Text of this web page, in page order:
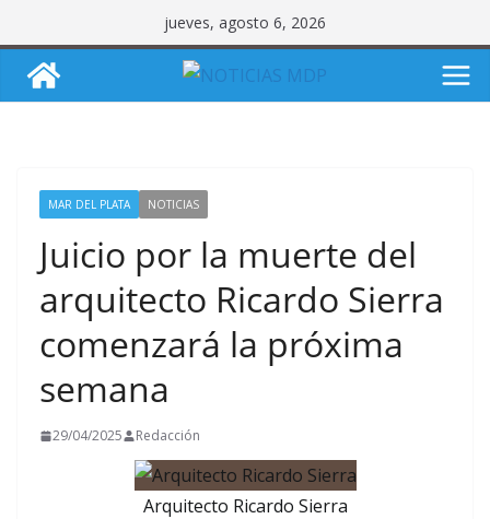
al
contenido
jueves, agosto 6, 2026
MAR DEL PLATA NOTICIAS
Juicio por la muerte del
arquitecto Ricardo Sierra
comenzará la próxima
semana
29/04/2025 Redacción
Arquitecto Ricardo Sierra